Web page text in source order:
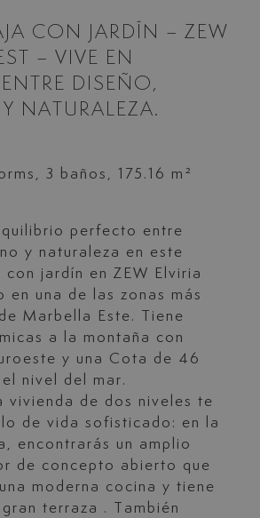
CON JARDÍN – ZEW
– VIVE EN
DISEÑO,
NATURALEZA.
3 baños, 175.16 m²
perfecto entre
y naturaleza en este
con jardín en ZEW
Elviria
en una de las zonas más
Marbella Este. Tiene
a la montaña con
y una Cota de 46
nivel del mar.
vivienda de dos niveles te
de vida sofisticado: en la
encontrarás un amplio
de concepto abierto que
moderna cocina y tiene
terraza . También